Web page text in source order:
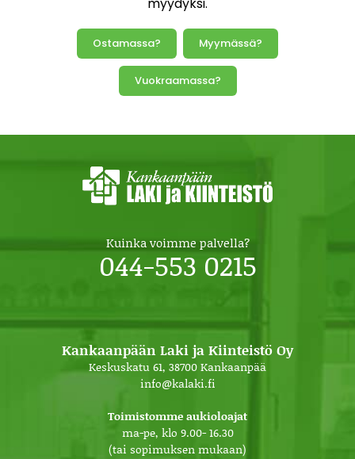
myydyksi.
Ostamassa? Myymässä?
Vuokraamassa?
Kuinka voimme palvella?
044-553 0215
Kankaanpään Laki ja Kiinteistö Oy
Keskuskatu 61, 38700 Kankaanpää
info@kalaki.fi
Toimistomme aukioloajat
ma-pe, klo 9.00- 16.30
(tai sopimuksen mukaan)